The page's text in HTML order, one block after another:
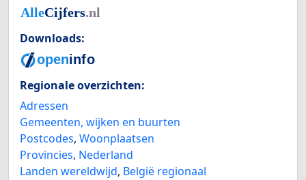
Downloads:
Regionale overzichten:
Adressen
Gemeenten, wijken en buurten
Postcodes, Woonplaatsen
Provincies, Nederland
Landen wereldwijd, België regionaal